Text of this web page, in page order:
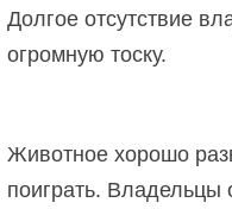
Долгое отсутствие
огромную тоску.
Животное хорошо
поиграть. Владельцы